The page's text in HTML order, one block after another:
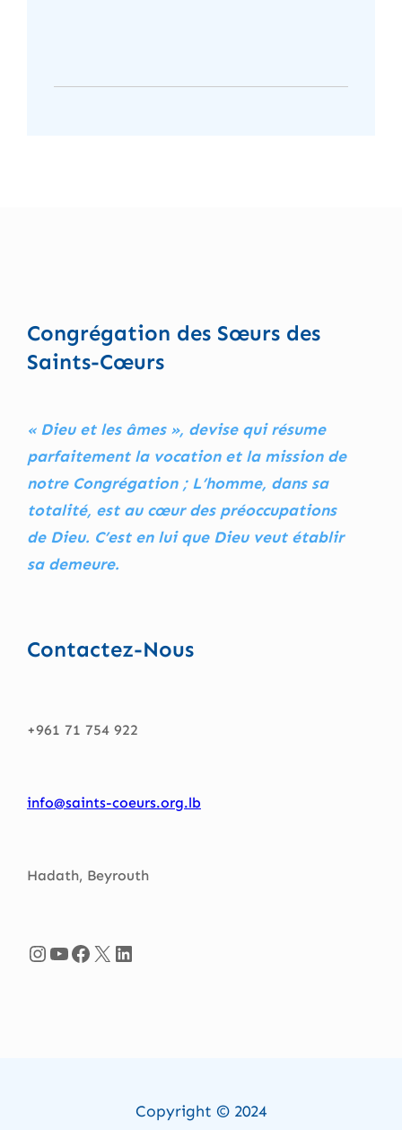
Congrégation des Sœurs des
Saints-Cœurs
« Dieu et les âmes », devise qui résume
parfaitement la vocation et la mission de
notre Congrégation ; L’homme, dans sa
totalité, est au cœur des préoccupations
de Dieu. C’est en lui que Dieu veut établir
sa demeure.
Contactez-Nous
+961 71 754 922
info@saints-coeurs.org.lb
Hadath, Beyrouth
InstagramYouTube Facebook X LinkedIn
Copyright © 2024